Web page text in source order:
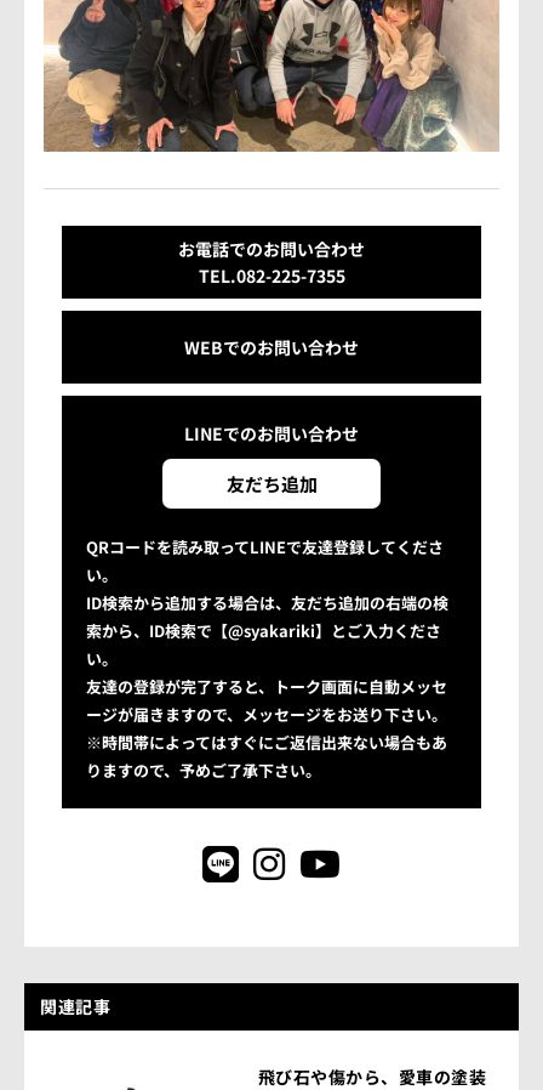
お気軽にお問い合わせください。
TEL.082-225-7355
営業時間：10:00~18:00（日・祝10:00~17:00）
定休日：第3日曜/水曜定休
お電話でのお問い合わせ
TEL.082-225-7355
WEBでのお問い合わせ
LINEでのお問い合わせ
友だち追加
QRコードを読み取ってLINEで友達登録してくださ
い。
ID検索から追加する場合は、友だち追加の右端の検
索から、ID検索で【@syakariki】とご入力くださ
い。
友達の登録が完了すると、トーク画面に自動メッセ
ージが届きますので、メッセージをお送り下さい。
※時間帯によってはすぐにご返信出来ない場合もあ
りますので、予めご了承下さい。
関連記事
飛び石や傷から、愛車の塗装